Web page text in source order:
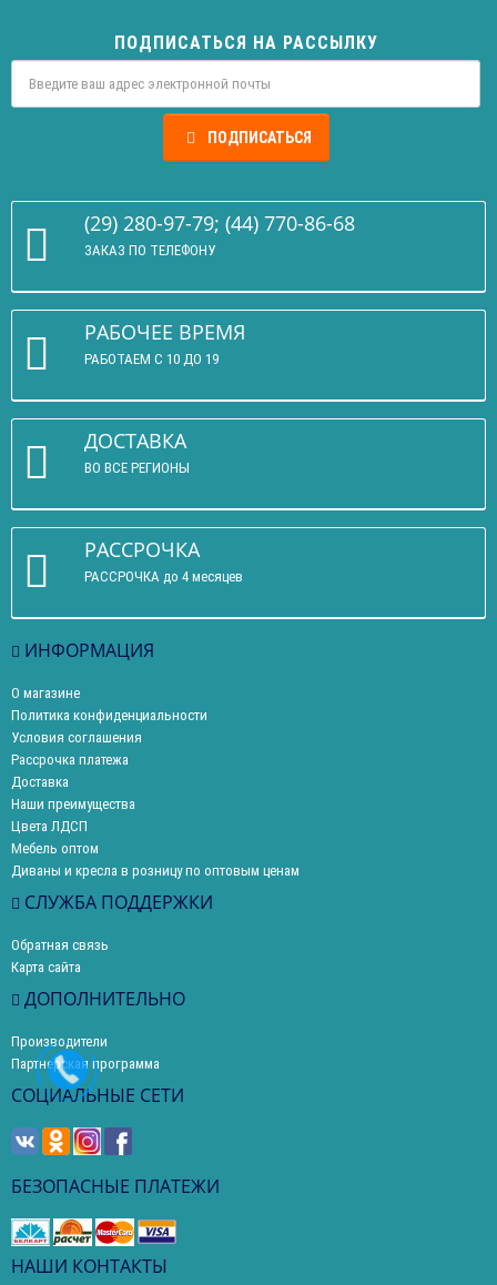
ПОДПИСАТЬСЯ НА РАССЫЛКУ
ПОДПИСАТЬСЯ
(29) 280-97-79; (44) 770-86-68
ЗАКАЗ ПО ТЕЛЕФОНУ
РАБОЧЕЕ ВРЕМЯ
РАБОТАЕМ С 10 ДО 19
ДОСТАВКА
ВО ВСЕ РЕГИОНЫ
РАССРОЧКА
РАССРОЧКА до 4 месяцев
ИНФОРМАЦИЯ
О магазине
Политика конфиденциальности
Условия соглашения
Рассрочка платежа
Доставка
Наши преимущества
Цвета ЛДСП
Мебель оптом
Диваны и кресла в розницу по оптовым ценам
СЛУЖБА ПОДДЕРЖКИ
Обратная связь
Карта сайта
ДОПОЛНИТЕЛЬНО
Производители
Партнерская программа
СОЦИАЛЬНЫЕ СЕТИ
БЕЗОПАСНЫЕ ПЛАТЕЖИ
НАШИ КОНТАКТЫ